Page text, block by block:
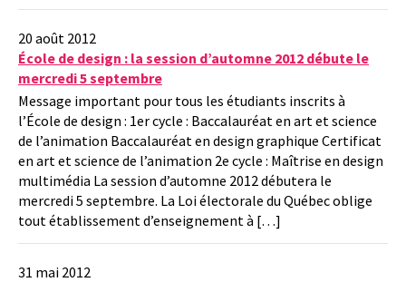
20 août 2012
École de design : la session d’automne 2012 débute le
mercredi 5 septembre
Message important pour tous les étudiants inscrits à
l’École de design : 1er cycle : Baccalauréat en art et science
de l’animation Baccalauréat en design graphique Certificat
en art et science de l’animation 2e cycle : Maîtrise en design
multimédia La session d’automne 2012 débutera le
mercredi 5 septembre. La Loi électorale du Québec oblige
tout établissement d’enseignement à […]
31 mai 2012